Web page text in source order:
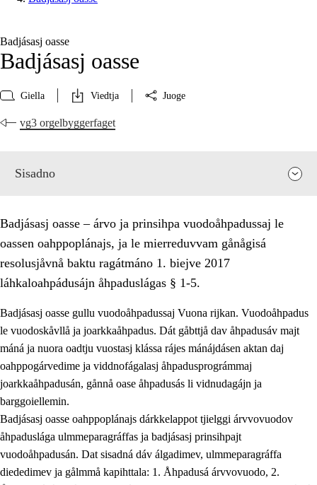
Badjásasj oasse
Badjásasj oasse
Giella Viedtja Juoge
vg3 orgelbyggerfaget
Sisadno
Badjásasj oasse – árvo ja prinsihpa vuodoåhpadussaj le
oassen oahppoplánajs, ja le mierreduvvam gånågisá
resolusjåvnå baktu ragátmáno 1. biejve 2017
láhkaloahpádusájn åhpaduslágas § 1-5.
Badjásasj oasse gullu vuodoåhpadussaj Vuona rijkan. Vuodoåhpadus
le vuodoskåvllå ja joarkkaåhpadus. Dát gåbttjå dav åhpadusáv majt
máná ja nuora oadtju vuostasj klássa rájes mánájdásen aktan daj
oahppogárvedime ja viddnofágalasj åhpadusprográmmaj
joarkkaåhpadusán, gånnå oase åhpadusás li vidnudagájn ja
barggoiellemin.
Badjásasj oasse oahppoplánajs dárkkelappot tjielggi árvvovuodov
åhpaduslága ulmmeparagráffas ja badjásasj prinsihpajt
vuodoåhpadusán. Dat sisadná dáv álgadimev, ulmmeparagráffa
diededimev ja gålmmå kapihttala: 1. Åhpadusá árvvovuodo, 2.